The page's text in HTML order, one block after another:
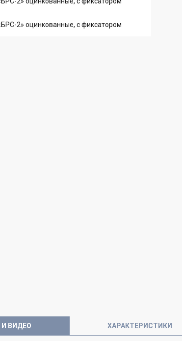
ВИДЕО ХАРАКТЕРИСТИКИ